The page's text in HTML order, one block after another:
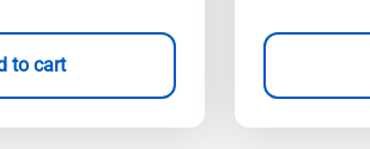
to cart